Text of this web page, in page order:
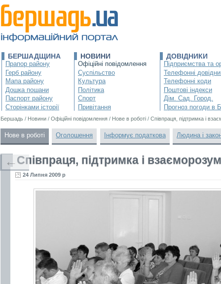
БЕРШАДЩИНА
Прапор району
Герб району
Мапа району
Дошка пошани
Паспорт району
Сторінками історії
НОВИНИ
Офіційні повідомлення
Суспільство
Культура
Політика
Спорт
Привітання
ДОВІДНИКИ
Підприємства та
Телефонні
Телефонні коди
Поштові індекси
Дім. Сад. Город.
Прогноз погоди в
Бершадь / Новини / Офіційні повідомлення / Нове в роботі / Співпраця, підтримка і
Нове в роботі Оголошення Інформує податкова Людина і
Співпраця, підтримка і
24 Липня 2009 р
←